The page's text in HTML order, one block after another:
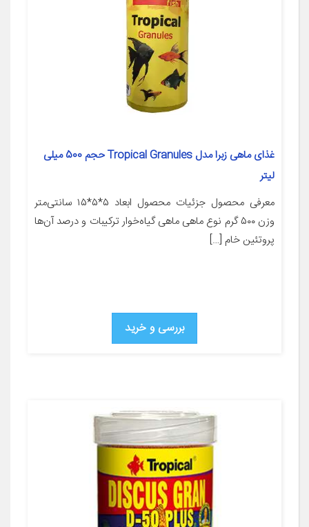
غذای ماهی زبرا مدل Tropical Granules حجم 500 میلی
لیتر
معرفی محصول جزئیات محصول ابعاد ۵*۵*۱۵ سانتی‌متر
وزن ۵۰۰ گرم نوع ماهی ماهی گیاه‌خوار ترکیبات و درصد آن‌ها
پروتئین خام […]
بررسی و خرید